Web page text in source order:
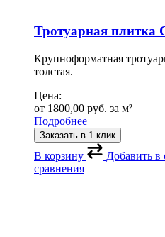
Тротуарная плитка
Крупноформатная
толстая.
Цена:
от 1800,00 руб. за м²
Подробнее
Заказать в 1 клик
В корзину Добавить в
сравнения